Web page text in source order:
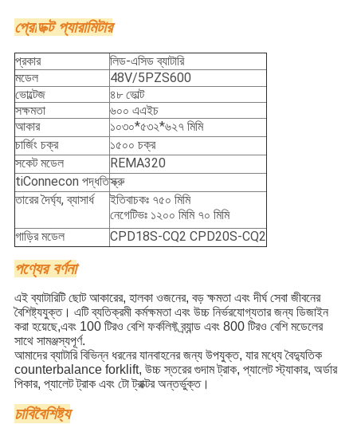
প্রোডক্ট প্যারামিটার
প্রকার
লিড-এসিড ব্যাটারি
মডেল
48V/5PZS600
ভোল্টেজ
৪৮ ভোল্ট
সক্ষমতা
৬০০ এএইচ
আকার
১০৩০*৫৩২*৬২৭ মিমি
চার্জিং চক্র
১৫০০ চক্র
সকেট মডেল
REMA320
tiConnecon পদ্ধতিস্ক্রু
তারের দৈর্ঘ্য, ব্যাসার্ধ
ইতিবাচকঃ ৭৫০ মিমি
নেগেটিভঃ ১২০০ মিমি ৭০ মিমি
গাড়ির মডেল
CPD18S-CQ2 CPD20S-CQ2
পণ্যের বর্ণনা
এই ব্যাটারিটি ছোট আকারের, হালকা ওজনের, বড় ক্ষমতা এবং দীর্ঘ সেবা জীবনের
বৈশিষ্ট্যযুক্ত। এটি ব্যতিক্রমী কর্মক্ষমতা এবং উচ্চ নির্ভরযোগ্যতার জন্য ডিজাইন
করা হয়েছে,এবং 100 টিরও বেশি ফর্কলিফ্ট ব্র্যান্ড এবং 800 টিরও বেশি মডেলের
সাথে সামঞ্জস্যপূর্ণ.
আমাদের ব্যাটারি বিভিন্ন ধরনের যানবাহনের জন্য উপযুক্ত, যার মধ্যে বৈদ্যুতিক
counterbalance forklift, উচ্চ স্তরের গুদাম ট্রাক, প্যালেট স্ট্যাকার, অর্ডার
পিকার, প্যালেট ট্রাক এবং টো ট্রাক্টর অন্তর্ভুক্ত।
চাবিবৈশিষ্ট্য